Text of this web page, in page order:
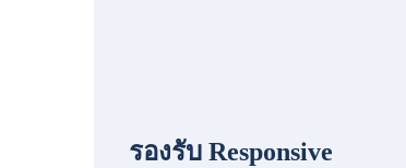
รองรับ Responsive